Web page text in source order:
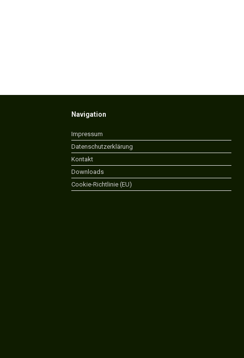
Navigation
Impressum
Datenschutzerklärung
Kontakt
Downloads
Cookie-Richtlinie (EU)